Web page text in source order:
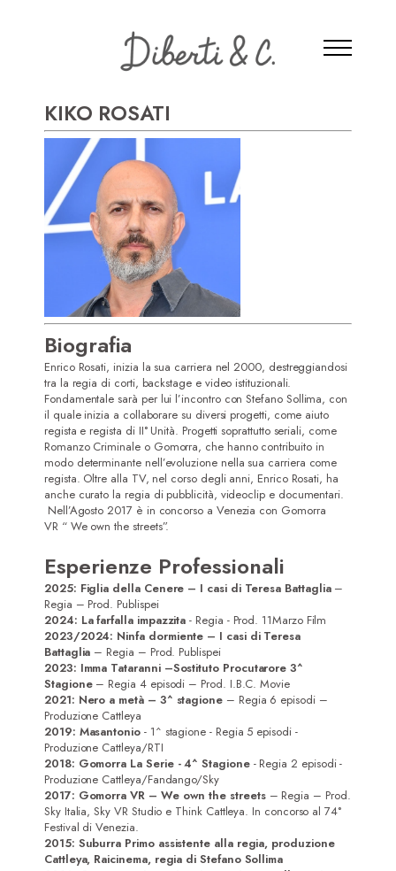
Home
Attori
KIKO ROSATI
Biografia
Enrico Rosati, inizia la sua carriera nel 2000, destreggiandosi
tra la regia di corti, backstage e video istituzionali.
Fondamentale sarà per lui l’incontro con Stefano Sollima, con
il quale inizia a collaborare su diversi progetti, come aiuto
regista e regista di II° Unità. Progetti soprattutto seriali, come
Romanzo Criminale o Gomorra, che hanno contribuito in
modo determinante nell’evoluzione nella sua carriera come
regista. Oltre alla TV, nel corso degli anni, Enrico Rosati, ha
anche curato la regia di pubblicità, videoclip e documentari.
Nell’Agosto 2017 è in concorso a Venezia con Gomorra
VR “ We own the streets”.
Esperienze Professionali
2025: Figlia della Cenere – I casi di Teresa Battaglia –
Regia – Prod. Publispei
2024: La farfalla impazzita- Regia - Prod. 11Marzo Film
2023/2024: Ninfa dormiente – I casi di Teresa
Battaglia – Regia – Prod. Publispei
2023: Imma Tataranni –Sostituto Procutarore 3^
Stagione – Regia 4 episodi – Prod. I.B.C. Movie
2021: Nero a metà – 3^ stagione – Regia 6 episodi –
Produzione Cattleya
2019: Masantonio - 1^ stagione - Regia 5 episodi -
Produzione Cattleya/RTI
2018: Gomorra La Serie - 4^ Stagione- Regia 2 episodi -
Produzione Cattleya/Fandango/Sky
2017: Gomorra VR – We own the streets – Regia – Prod.
Sky Italia, Sky VR Studio e Think Cattleya. In concorso al 74°
Festival di Venezia.
2015: Suburra Primo assistente alla regia, produzione
Cattleya, Raicinema, regia di Stefano Sollima